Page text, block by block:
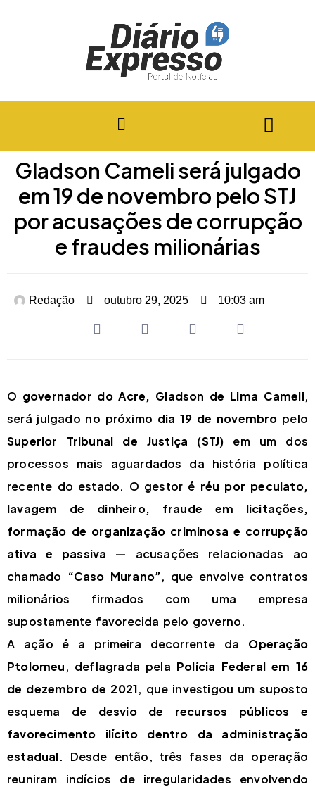
Gladson Cameli será julgado
em 19 de novembro pelo STJ
por acusações de corrupção
e fraudes milionárias
Redação outubro 29, 2025 10:03 am
O governador do Acre, Gladson de Lima Cameli,
será julgado no próximo dia 19 de novembro pelo
Superior Tribunal de Justiça (STJ) em um dos
processos mais aguardados da história política
recente do estado. O gestor é réu por peculato,
lavagem de dinheiro, fraude em licitações,
formação de organização criminosa e corrupção
ativa e passiva — acusações relacionadas ao
chamado “Caso Murano”, que envolve contratos
milionários firmados com uma empresa
supostamente favorecida pelo governo.
A ação é a primeira decorrente da Operação
Ptolomeu, deflagrada pela Polícia Federal em 16
de dezembro de 2021, que investigou um suposto
esquema de desvio de recursos públicos e
favorecimento ilícito dentro da administração
estadual. Desde então, três fases da operação
reuniram indícios de irregularidades envolvendo